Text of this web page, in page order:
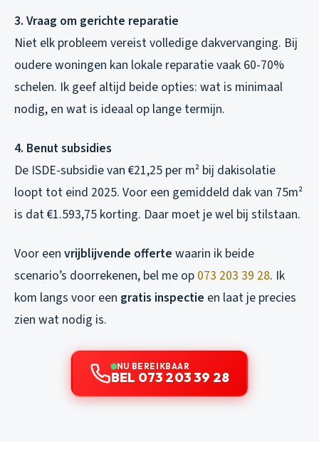
3. Vraag om gerichte reparatie
Niet elk probleem vereist volledige dakvervanging. Bij
oudere woningen kan lokale reparatie vaak 60-70%
schelen. Ik geef altijd beide opties: wat is minimaal
nodig, en wat is ideaal op lange termijn.
4. Benut subsidies
De ISDE-subsidie van €21,25 per m² bij dakisolatie
loopt tot eind 2025. Voor een gemiddeld dak van 75m²
is dat €1.593,75 korting. Daar moet je wel bij stilstaan.
Voor een vrijblijvende offerte waarin ik beide
scenario’s doorrekenen, bel me op 073 203 39 28. Ik
kom langs voor een gratis inspectie en laat je precies
zien wat nodig is.
NU BEREIKBAAR
BEL 073 203 39 28